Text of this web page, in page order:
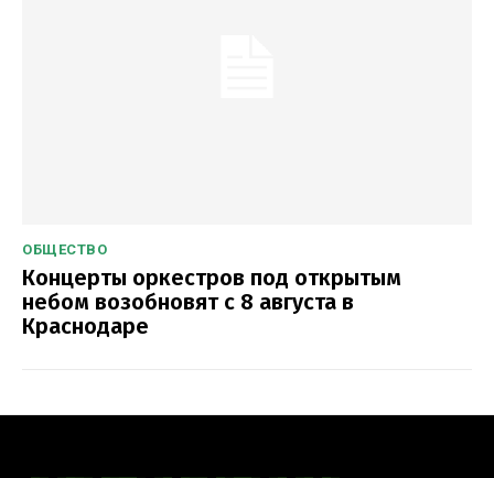
ОБЩЕСТВО
Концерты оркестров под открытым
небом возобновят с 8 августа в
Краснодаре